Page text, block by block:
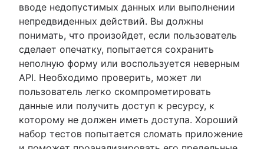
вводе недопустимых данных или выполнении
непредвиденных действий. Вы должны
понимать, что произойдет, если пользователь
сделает опечатку, попытается сохранить
неполную форму или воспользуется неверным
API. Необходимо проверить, может ли
пользователь легко скомпрометировать
данные или получить доступ к ресурсу, к
которому не должен иметь доступа. Хороший
набор тестов попытается сломать приложение